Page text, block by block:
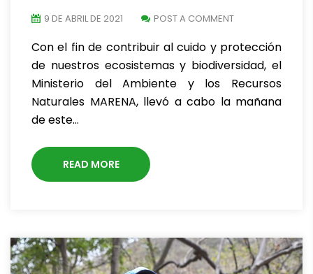
9 DE ABRIL DE 2021 POST A COMMENT
Con el fin de contribuir al cuido y protección
de nuestros ecosistemas y biodiversidad, el
Ministerio del Ambiente y los Recursos
Naturales MARENA, llevó a cabo la mañana
de este…
READ MORE